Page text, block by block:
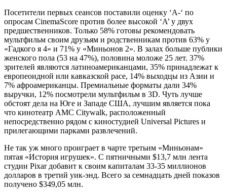
Посетители первых сеансов поставили оценку ‘A-‘ по
опросам CinemaScore против более высокой ‘A’ у двух
предшественников. Только 58% готовы рекомендовать
мультфильм своим друзьям и родственникам против 63% у
«Гадкого я 4» и 71% у «Миньонов 2». В залах больше публики
женского пола (53 на 47%), половина моложе 25 лет. 37%
зрителей являются латиноамериканцами, 35% принадлежат к
европеоидной или кавказской расе, 14% выходцы из Азии и
7% афроамериканцы. Премиальные форматы дали 34%
выручки, 12% посмотрели мультфильм в 3D. Чуть лучше
обстоят дела на Юге и Западе США, лучшим является пока
что кинотеатр AMC Citywalk, расположенный
непосредственно рядом с киностудией Universal Pictures и
прилегающими парками развлечений.
Не так уж много проиграет в чарте третьим «Миньонам»
пятая «История игрушек». С пятничными $13,7 млн лента
студии Pixar добавит к своим капиталам 33-35 миллионов
долларов в третий уик-энд. Всего за семнадцать дней показов
получено $349,05 млн.